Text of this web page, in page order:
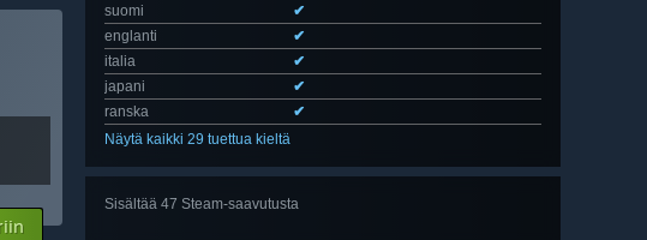
suomi
✔
englanti
✔
italia
✔
japani
✔
ranska
✔
Näytä kaikki 29 tuettua kieltä
Sisältää 47 Steam-saavutusta